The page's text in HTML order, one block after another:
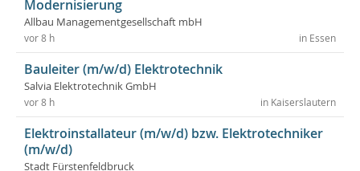
Modernisierung
Allbau Managementgesellschaft mbH
in Essen
vor 8 h
Bauleiter (m/w/d) Elektrotechnik
Salvia Elektrotechnik GmbH
in Kaiserslautern
vor 8 h
Elektroinstallateur (m/w/d) bzw. Elektrotechniker
(m/w/d)
Stadt Fürstenfeldbruck